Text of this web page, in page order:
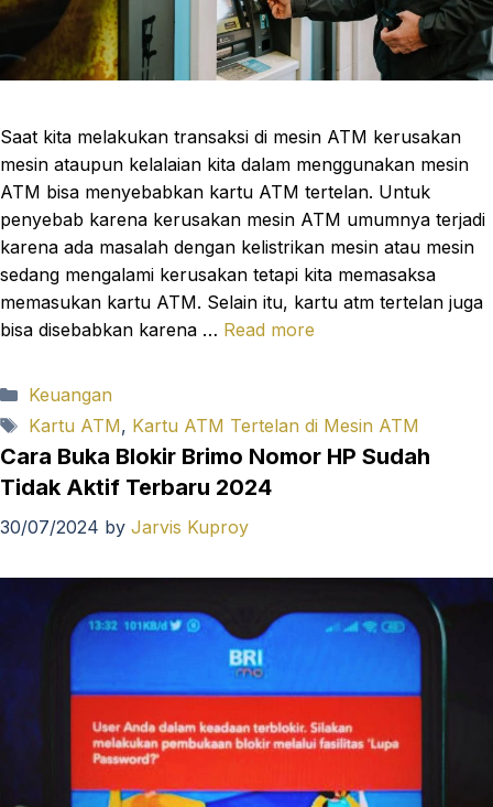
Saat kita melakukan transaksi di mesin ATM kerusakan
mesin ataupun kelalaian kita dalam menggunakan mesin
ATM bisa menyebabkan kartu ATM tertelan. Untuk
penyebab karena kerusakan mesin ATM umumnya terjadi
karena ada masalah dengan kelistrikan mesin atau mesin
sedang mengalami kerusakan tetapi kita memasaksa
memasukan kartu ATM. Selain itu, kartu atm tertelan juga
bisa disebabkan karena … Read more
Categories
Keuangan
Tags
Kartu ATM, Kartu ATM Tertelan di Mesin ATM
Cara Buka Blokir Brimo Nomor HP Sudah
Tidak Aktif Terbaru 2024
30/07/2024 by Jarvis Kuproy